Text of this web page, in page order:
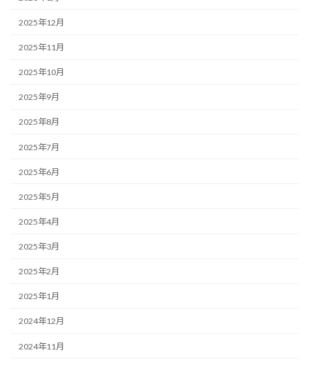
2025年12月
2025年11月
2025年10月
2025年9月
2025年8月
2025年7月
2025年6月
2025年5月
2025年4月
2025年3月
2025年2月
2025年1月
2024年12月
2024年11月